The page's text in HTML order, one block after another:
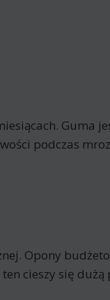
Guma
podczas
Opony
cieszy się